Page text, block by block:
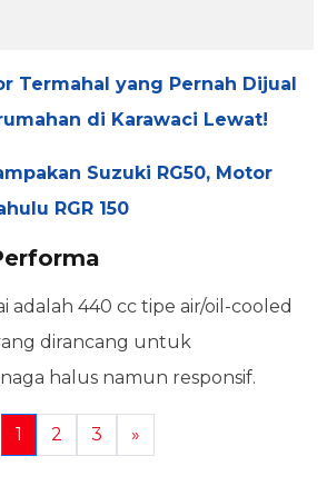
Termahal yang Pernah Dijual
di Karawaci Lewat!
Suzuki RG50, Motor
RGR 150
adalah 440 cc tipe air/oil-cooled
dirancang untuk
halus namun responsif.
1 2 3 »